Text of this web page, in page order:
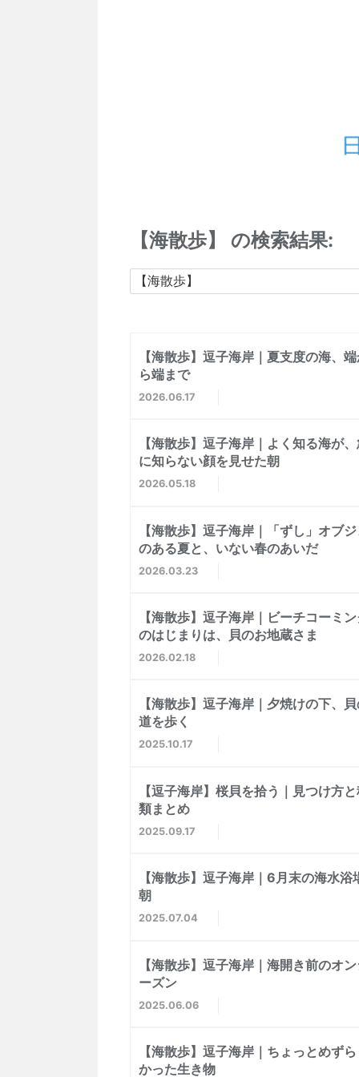
【海散歩】 の検索結果:
2026 06 17
【海散歩】逗子海岸｜夏支度の海、
ら端まで
2026 05 18
【海散歩】逗子海岸｜よく知る海が
に知らない顔を見せた朝
2026 03 23
【海散歩】逗子海岸｜「ずし」オブジ
のある夏と、いない春のあいだ
2026 02 18
【海散歩】逗子海岸｜ビーチコーミ
のはじまりは、貝のお地蔵さま
2025 10 17
【海散歩】逗子海岸｜夕焼けの下、
道を歩く
2025 09 17
【逗子海岸】桜貝を拾う｜見つけ方
類まとめ
2025 07 04
【海散歩】逗子海岸｜6月末の海水浴
朝
2025 06 06
【海散歩】逗子海岸｜海開き前のオ
ーズン
【海散歩】逗子海岸｜ちょっとめずら
かった生き物